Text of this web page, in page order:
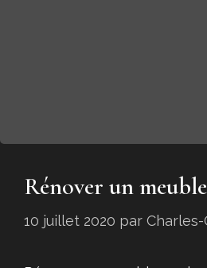
Rénover un
10 juillet 2020 par Charles-